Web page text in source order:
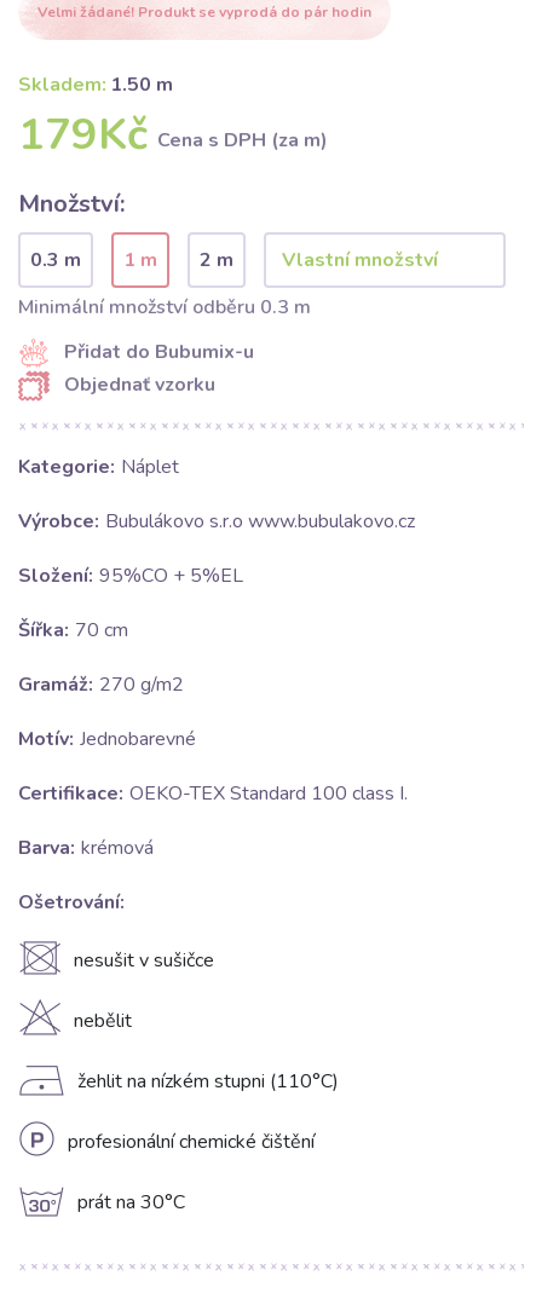
Velmi žádané! Produkt se vyprodá do pár hodin
Skladem: 1.50 m
179Kč Cena s DPH (za m)
Množství:
0.3 m 1 m
2 m
Minimální množství odběru 0.3 m
Přidat do Bubumix-u
Objednať vzorku
Kategorie: Náplet
Výrobce: Bubulákovo s.r.o www.bubulakovo.cz
Složení: 95%CO + 5%EL
Šířka: 70 cm
Gramáž: 270 g/m2
Motív: Jednobarevné
Certifikace: OEKO-TEX Standard 100 class I.
Barva: krémová
Ošetrování:
U nesušit v sušičce
H nebělit
D žehlit na nízkém stupni (110°C)
L profesionální chemické čištění
g prát na 30°C